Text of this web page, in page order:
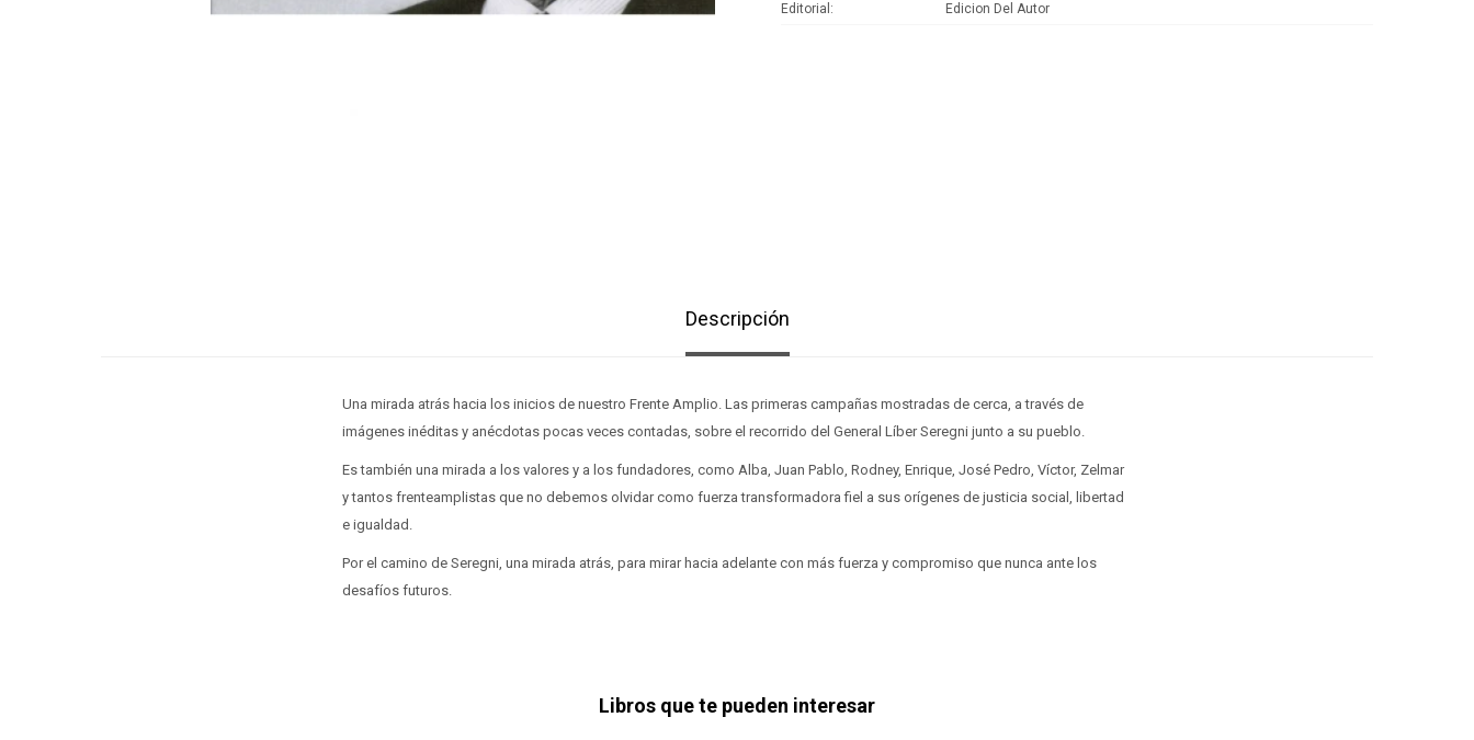
Editorial Edicion Del Autor
Descripción
Una mirada atrás hacia los inicios de nuestro Frente Amplio. Las primeras campañas mostradas de cerca, a través de
imágenes inéditas y anécdotas pocas veces contadas, sobre el recorrido del General Líber Seregni junto a su pueblo.
Es también una mirada a los valores y a los fundadores, como Alba, Juan Pablo, Rodney, Enrique, José Pedro, Víctor, Zelmar
y tantos frenteamplistas que no debemos olvidar como fuerza transformadora fiel a sus orígenes de justicia social, libertad
e igualdad.
Por el camino de Seregni, una mirada atrás, para mirar hacia adelante con más fuerza y compromiso que nunca ante los
desafíos futuros.
Libros que te pueden interesar